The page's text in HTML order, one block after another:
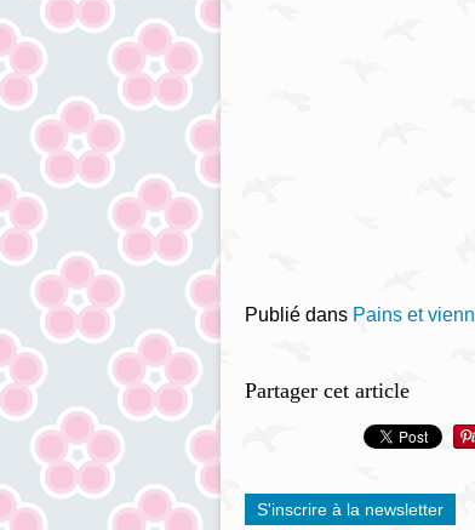
Publié dans Pains et
Partager cet article
S'inscrire à la newsletter